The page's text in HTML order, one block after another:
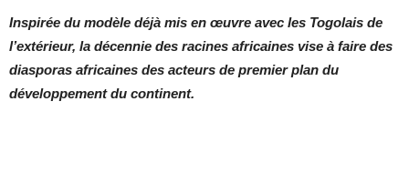
Inspirée du modèle déjà mis en œuvre avec les Togolais de
l’extérieur, la décennie des racines africaines vise à faire des
diasporas africaines des acteurs de premier plan du
développement du continent.